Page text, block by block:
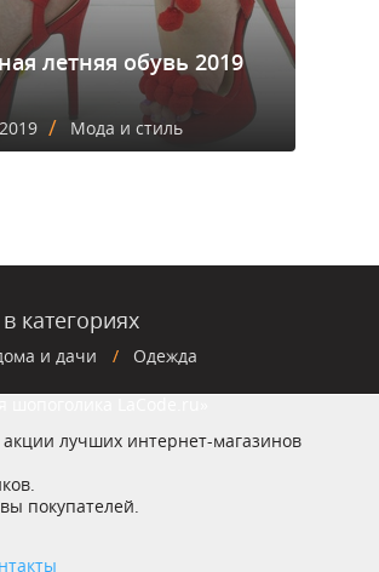
летняя обувь 2019
/ Мода и стиль
категориях
и дачи Одежда
лучших интернет-магазинов
покупателей.